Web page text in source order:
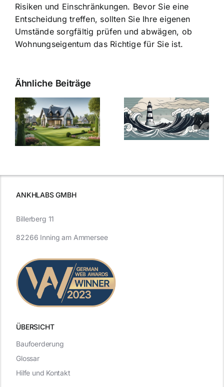
Risiken und Einschränkungen. Bevor Sie eine
Entscheidung treffen, sollten Sie Ihre eigenen
Umstände sorgfältig prüfen und abwägen, ob
Wohnungseigentum das Richtige für Sie ist.
Ähnliche Beiträge
Bauzinsen im
Sturm: Die
aktuelle
Entwicklung
Die Evolution
der
Bauzinsen: Ein
Blick in die
ANKHLABS GMBH
ÜBERSICHT
Billerberg 11
82266 Inning am Ammersee
Baufoerderung
Glossar
Hilfe und Kontakt